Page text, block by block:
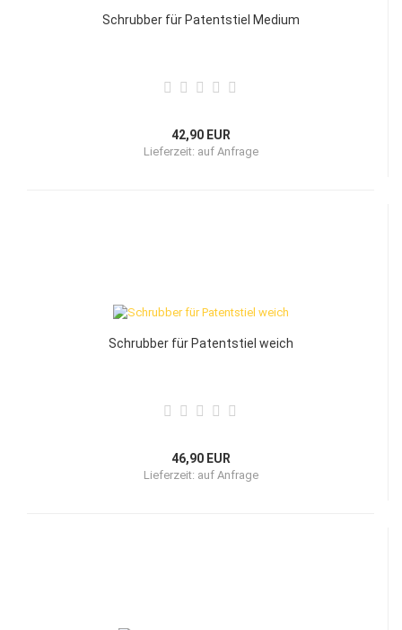
Schrubber für Patentstiel Medium
42,90 EUR
Lieferzeit: auf Anfrage
Schrubber für Patentstiel weich
46,90 EUR
Lieferzeit: auf Anfrage